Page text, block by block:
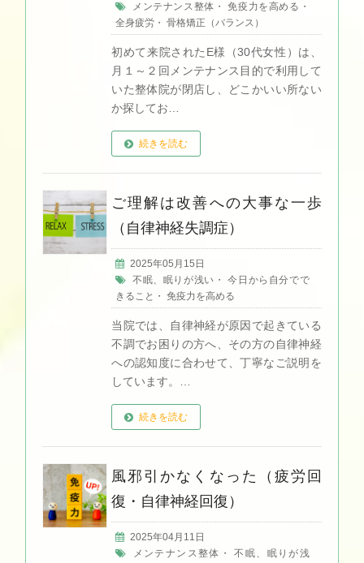
メンテナンス整体 ・免疫力を高める ・
全身疲労 ・骨格矯正（バランス）
初めて来院されたE様（30代女性）は、
月１～２回メンテナンス目的で利用して
いた整体院が閉店し、どこかいい所ない
か探してお…
続きを読む
ご理解は改善への大事な一歩
（自律神経失調症）
2025年05月15日
不眠、眠りが浅い ・今日から自分でで
きること ・免疫力を高める
当院では、自律神経が原因で起きている
不調でお困りの方へ、その方の自律神経
への認知度に合わせて、丁寧なご説明を
しています。…
続きを読む
風邪引かなくなった（疲労回
復・自律神経回復）
2025年04月11日
メンテナンス整体 ・不眠、眠りが浅